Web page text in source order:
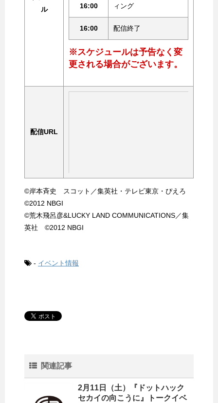
ル
16:00 ィング
16:00 配信終了
※スケジュールは予告なく変
更される場合がございます。
配信URL
©岸本斉史 スコット／集英社・テレビ東京・ぴえろ
©2012 NBGI
©荒木飛呂彦&LUCKY LAND COMMUNICATIONS／集
英社 ©2012 NBGI
- イベント情報
関連記事
2月11日（土）『ドットハック
セカイの向こうに』トークイベ